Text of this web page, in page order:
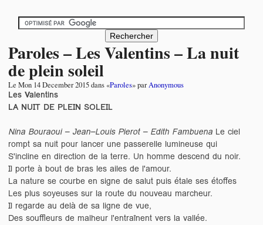
Paroles – Les Valentins – La nuit
de plein soleil
Le Mon 14 December 2015dans «Paroles» parAnonymous
Les Valentins
LA NUIT DE PLEIN SOLEIL
Nina Bouraoui – Jean–Louis Pierot – Edith Fambuena Le ciel
rompt sa nuit pour lancer une passerelle lumineuse qui
S'incline en direction de la terre. Un homme descend du noir.
Il porte à bout de bras les ailes de l'amour.
La nature se courbe en signe de salut puis étale ses étoffes
Les plus soyeuses sur la route du nouveau marcheur.
Il regarde au delà de sa ligne de vue,
Des souffleurs de malheur l'entraînent vers la vallée.